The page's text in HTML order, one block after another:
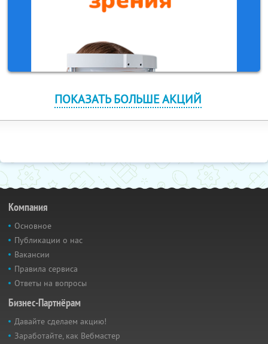
ПОКАЗАТЬ БОЛЬШЕ АКЦИЙ
Компания
Основное
Публикации о нас
Вакансии
Правила сервиса
Ответы на вопросы
Бизнес-Партнёрам
Давайте сделаем акцию!
Заработайте, как Вебмастер